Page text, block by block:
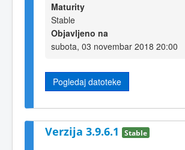
Maturity
Stable
Objavljeno na
subota, 03 novembar 2018 20:00
Pogledaj datoteke
Verzija 3.9.6.1 Stable